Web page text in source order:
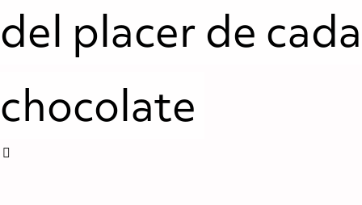
del placer de cada
chocolate